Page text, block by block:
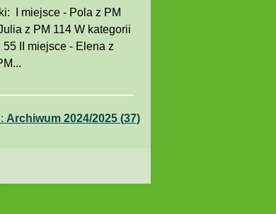
I miejsce - Pola z PM
z PM 114 W kategorii
II miejsce - Elena z
Archiwum 2024/2025 (37)